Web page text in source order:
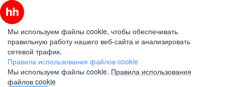
Мы используем файлы cookie, чтобы обеспечивать
правильную работу нашего веб-сайта и анализировать
сетевой трафик.
Правила использования файлов cookie
Мы используем файлы cookie. Правила использования
файлов cookie